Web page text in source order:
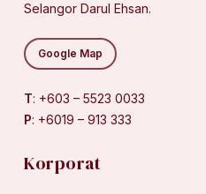
Selangor Darul Ehsan.
Google Map
T: +603 – 5523 0033
P: +6019 – 913 333
Korporat